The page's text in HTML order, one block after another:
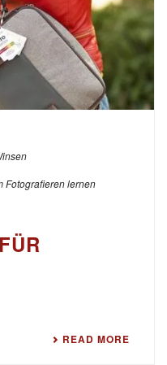
Fotografieren lernen
READ MORE